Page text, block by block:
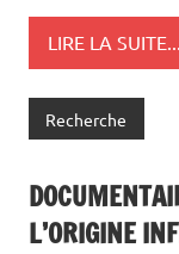
LIRE LA SUITE...
Recherche
L’ORIGINE